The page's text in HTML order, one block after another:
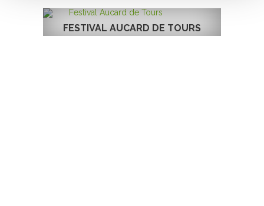
FESTIVAL AUCARD DE TOURS